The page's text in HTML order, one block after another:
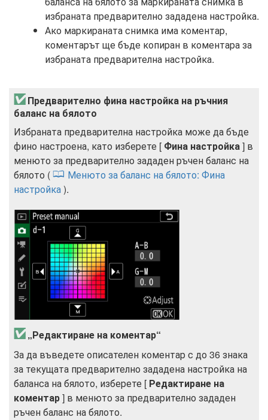
избраната предварително зададена настройка.
Ако маркираната снимка има коментар,
коментарът ще бъде копиран в коментара за
избраната предварителна настройка.
Предварително фина настройка на ръчния
баланс на бялото
Избраната предварителна настройка може да бъде
фино настроена, като изберете [ Фина настройка] в
менюто за предварително зададен ръчен баланс на
бялото (
Менюто за баланс на бялото: Фина
настройка).
„Редактиране на коментар“
За да въведете описателен коментар с до 36 знака
за текущата предварително зададена настройка на
баланса на бялото, изберете [ Редактиране на
коментар] в менюто за предварително зададен
ръчен баланс на бялото.